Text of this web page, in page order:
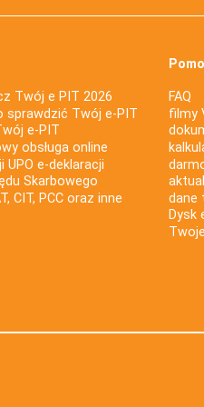
Twój e PIT 2026
sprawdzić Twój e-PIT
e-PIT
obsługa online
UPO e-deklaracji
Skarbowego
CIT, PCC oraz inne
FAQ
filmy
dane
Dysk